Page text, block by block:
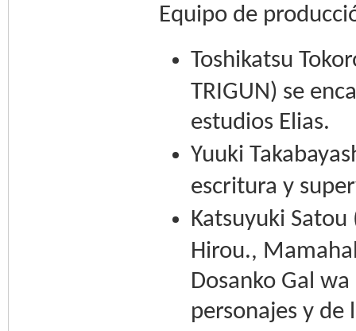
Equipo de
Toshikatsu
TRIGUN) se
estudios Elias.
Yuuki
escritura y
Katsuyuki Satou
Hirou.,
Dosanko Gal
personajes y de